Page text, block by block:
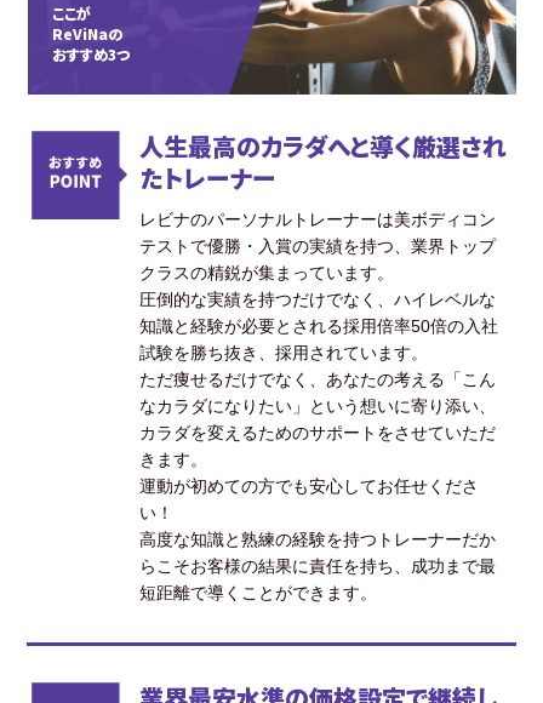
ここが
ReViNaの
おすすめ3つ
人生最高のカラダへと導く厳選され
たトレーナー
レビナのパーソナルトレーナーは美ボディコン
テストで優勝・入賞の実績を持つ、業界トップ
クラスの精鋭が集まっています。
圧倒的な実績を持つだけでなく、ハイレベルな
知識と経験が必要とされる採用倍率50倍の入社
試験を勝ち抜き、採用されています。
ただ痩せるだけでなく、あなたの考える「こん
なカラダになりたい」という想いに寄り添い、
カラダを変えるためのサポートをさせていただ
きます。
運動が初めての方でも安心してお任せくださ
い！
高度な知識と熟練の経験を持つトレーナーだか
らこそお客様の結果に責任を持ち、成功まで最
短距離で導くことができます。